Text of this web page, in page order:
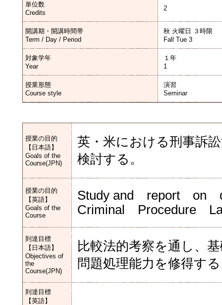
単位数
Credits
2
開講期・開講時間帯
Term / Day / Period
秋 火曜日 ３時限
Fall Tue 3
対象学年
Year
１年
1
授業形態
Course style
演習
Seminar
授業の目的
【日本語】
Goals of the
Course(JPN)
英・米における刑事訴
検討する。
授業の目的
【英語】
Goals of the
Course
Study and report
Criminal Procedure
到達目標
【日本語】
Objectives of
the
Course(JPN)
比較法的考察を通し、
問題処理能力を修得す
到達目標
【英語】